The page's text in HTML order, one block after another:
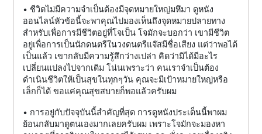
• ชีวิตไม่มีความจำเป็นต้องมีจุดหมายใหญ่มหึมา ดูหนัง
ออนไลน์หัวข้อนี้จะพาคุณไปมองเห็นถึงจุดหมายปลายทาง
สำหรับเพื่อการมีชีวิตอยู่ที่โจเป็น โจมักจะบอกว่า เขามีชีวิต
อยู่เพื่อการเป็นนักดนตรีในวงดนตรีแจ๊สมีชื่อเสียง แต่ว่าพอได้
เป็นแล้ว เขากลับมีความรู้สึกว่างเปล่า คิดว่ามิได้มีอะไร
เปลี่ยนแปลงไปจากเดิม โน่นเพราะว่า คนเราจำเป็นต้อง
ดำเนินชีวิตให้เป็นสุขในทุกๆวัน คุณจะมีเป้าหมายใหญ่หรือ
เล็กก็ได้ ขอแค่คุณสุขสบายก็พอแล้วครับผม
• การอยู่กับปัจจุบันนี้สำคัญที่สุด การดูหนังประเด็นนี้พาผม
ย้อนกลับมาดูตนเองมากเลยครับผม เพราะโจมักจะมองหา